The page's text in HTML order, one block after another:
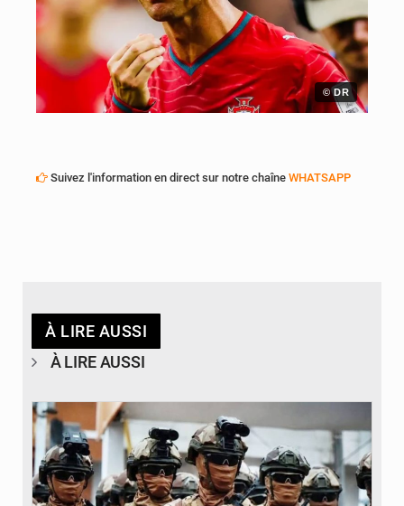
© DR
Suivez l'information en direct sur notre chaîne WHATSAPP
À LIRE AUSSI
À LIRE AUSSI